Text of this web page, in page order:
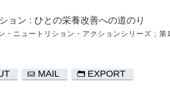
ョン : ひとの栄養改善への道のり
ニュートリション・アクションシリーズ ; 第1
MAIL EXPORT